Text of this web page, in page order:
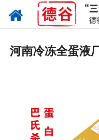
河南冷冻全蛋液